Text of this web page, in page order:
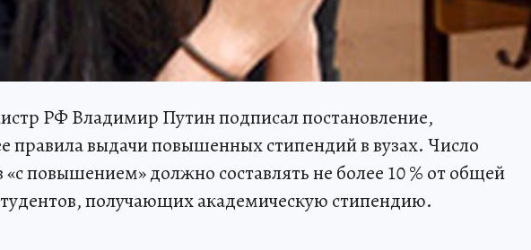
РФ Владимир Путин подписал постановление,
правила выдачи повышенных стипендий в вузах. Число
«с повышением» должно составлять не более 10 % от общей
получающих академическую стипендию.